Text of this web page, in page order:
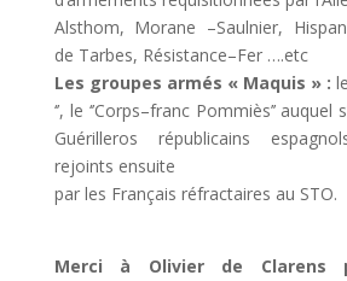
Alsthom, Morane –Saulnier,
de Tarbes, Résistance–Fer ….etc
Les groupes armés « Maquis » :
‘’, le ‘’Corps–franc Pommiès’’ auquel s
Guérilleros républicains
rejoints ensuite
par les Français réfractaires au STO.
Merci à Olivier de Clarens